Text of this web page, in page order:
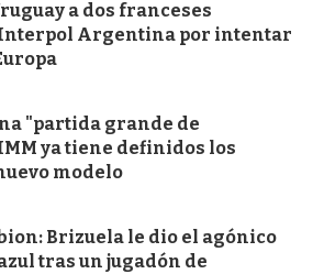
a dos franceses
Argentina por intentar
"partida grande de
ya tiene definidos los
modelo
Brizuela le dio el agónico
tras un jugadón de